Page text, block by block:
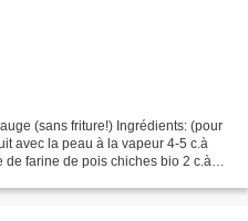
(sans friture!) Ingrédients: (pour
avec la peau à la vapeur 4-5 c.à
farine de pois chiches bio 2 c.à